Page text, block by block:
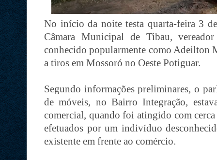
No início da noite testa quarta-feira 3
Câmara Municipal de Tibau,
conhecido popularmente como Adeilton
a tiros em Mossoró no Oeste Potiguar.
Segundo informações preliminares, o
de móveis, no Bairro Integração,
comercial, quando foi atingido com
efetuados por um indivíduo
existente em frente ao comércio.